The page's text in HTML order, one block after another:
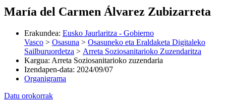
María del Carmen Álvarez Zubizarreta
Erakundea: Eusko Jaurlaritza - Gobierno
Vasco > Osasuna > Osasuneko eta Eraldaketa Digitaleko
Sailburuordetza > Arreta Soziosanitarioko Zuzendaritza
Kargua: Arreta Soziosanitarioko zuzendaria
Izendapen-data: 2024/09/07
Organigrama
Datu orokorrak